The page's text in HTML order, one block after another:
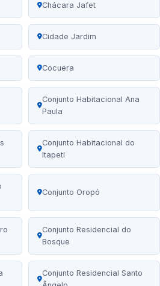
Chácara Jafet
Cidade Jardim
Cocuera
Conjunto Habitacional Ana
Paula
Conjunto Habitacional do
Itapeti
Conjunto Oropó
Conjunto Residencial do
Bosque
Conjunto Residencial Santo